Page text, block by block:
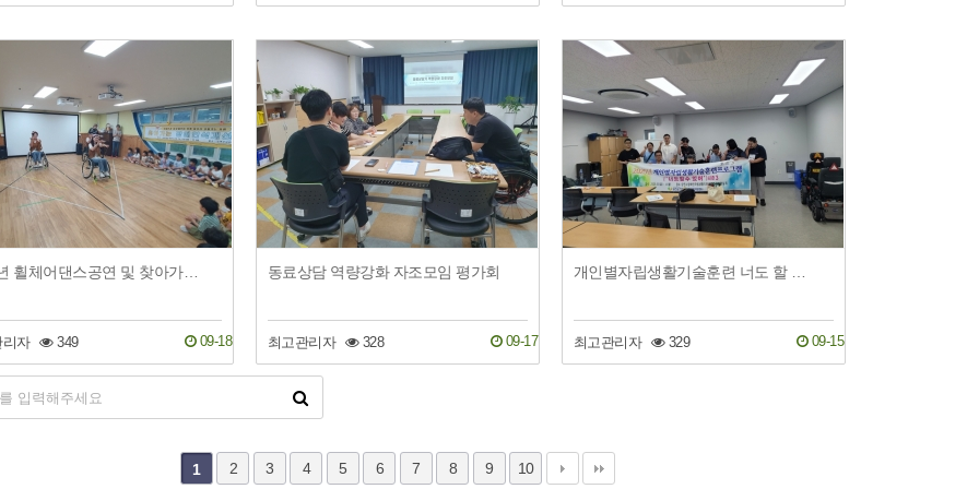
2025년 휠체어댄스공연 및 찾아가는 장애인식개선교육 (늘푸른유치원)
자 349 09-18
동료상담 역량강화 자조모임 평가회
최고관리자 328 09-17 최고관리자 329 09-15
1 2 3 4 5 6 7 8 9 10